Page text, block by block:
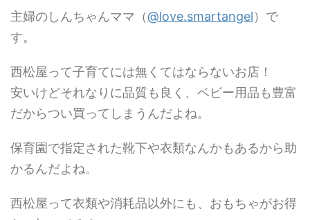
主婦のしんちゃんママ（@love.smartangel）で
す。
西松屋って子育てには無くてはならないお店！
安いけどそれなりに品質も良く、ベビー用品も豊富
だからつい買ってしまうんだよね。
保育園で指定された靴下や衣類なんかもあるから助
かるんだよね。
西松屋って衣類や消耗品以外にも、おもちゃがお得